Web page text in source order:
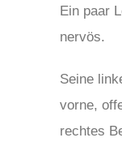
Ein paar
nervös.
Seine
vorne,
rechtes